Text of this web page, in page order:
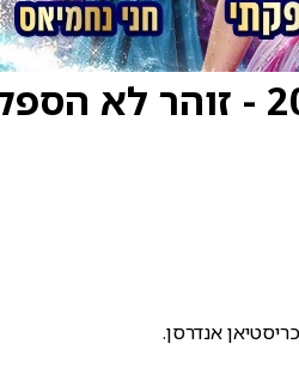
בת הים הקטנה - המחזמר הענק של
אנדרסן.